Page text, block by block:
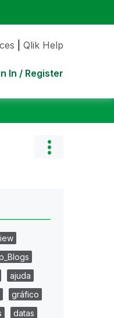
Qlik Help
In / Register
ajuda
gráfico
datas